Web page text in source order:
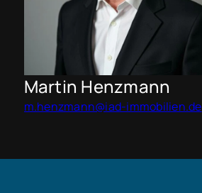
Martin Henzmann
m.henzmann@iad-immobilien.de